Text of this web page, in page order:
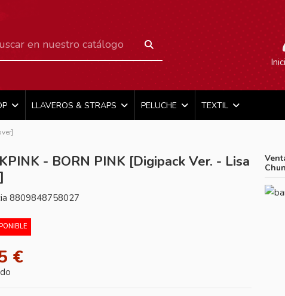
LLAVEROS & STRAPS PELUCHE TEXTIL
- BORN PINK [Digipack Ver. - Lisa
8809848758027
€